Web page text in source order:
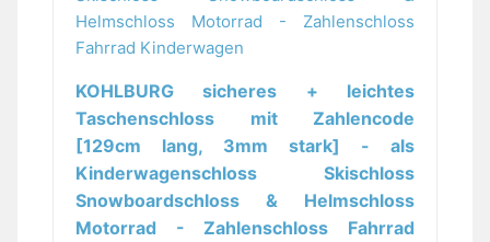
KOHLBURG sicheres + leichtes
Taschenschloss mit Zahlencode
[129cm lang, 3mm stark] - als
Kinderwagenschloss Skischloss
Snowboardschloss & Helmschloss
Motorrad - Zahlenschloss Fahrrad